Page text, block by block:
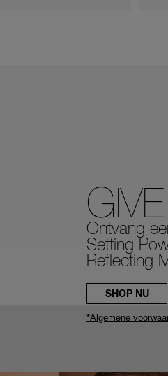
Ontvang
Setting
Reflecting
SHOP NU
*Algemene